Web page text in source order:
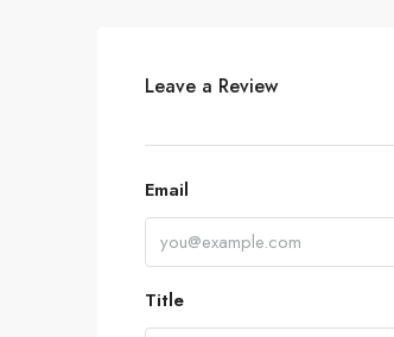
Leave a Review
Email
Title